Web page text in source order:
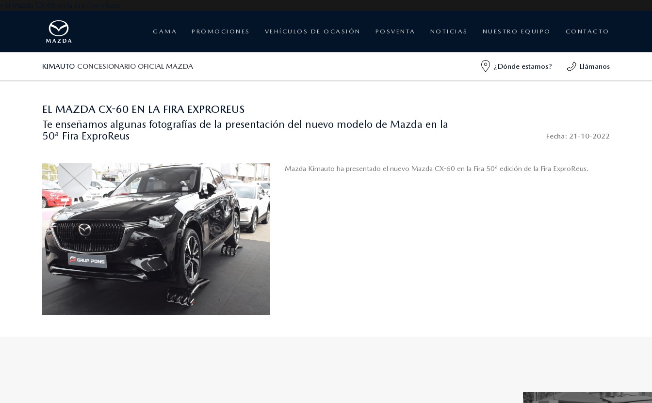
GAMA PROMOCIONES VEHÍCULOS DE OCASIÓN POSVENTA NOTICIAS NUESTRO EQUIPO CONTACTO
KIMAUTO CONCESIONARIO OFICIAL MAZDA ¿Dónde estamos? Llámanos
EL MAZDA CX-60 EN LA FIRA EXPROREUS
Te enseñamos algunas fotografías de la presentación del nuevo modelo de Mazda en la
50ª Fira ExproReus
Fecha: 21-10-2022
Mazda Kimauto ha presentado el nuevo Mazda CX-60 en la Fira 50ª edición de la Fira ExproReus.